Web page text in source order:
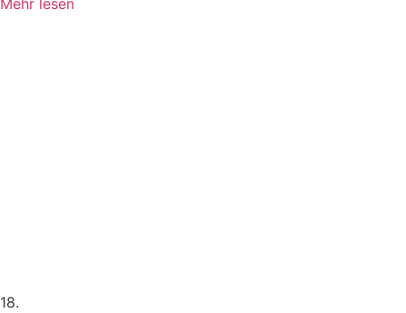
Mehr lesen
18.